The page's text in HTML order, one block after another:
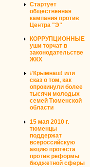
Стартует
общественная
кампания против
Центра "Э"
КОРРУПЦИОННЫЕ
уши торчат в
законодательстве
ЖКХ
#Крымнаш! или
сказ о том, как
опрокинули более
тысячи молодых
семей Тюменской
области
15 мая 2010 г.
тюменцы
поддержат
всероссийскую
акцию протеста
против реформы
бюджетной сферы